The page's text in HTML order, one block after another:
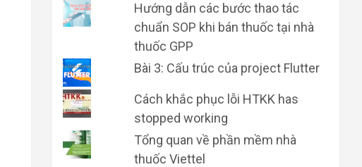
Hướng dẫn các bước thao tác
chuẩn SOP khi bán thuốc tại nhà
thuốc GPP
Bài 3: Cấu trúc của project Flutter
Cách khắc phục lỗi HTKK has
stopped working
Tổng quan về phần mềm nhà
thuốc Viettel